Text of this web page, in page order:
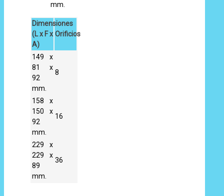
mm.
Dimensiones
(L x F x
A)
Orificios
149 x
81 x
92
mm.
8
158 x
150 x
92
mm.
16
229 x
229 x
89
mm.
36